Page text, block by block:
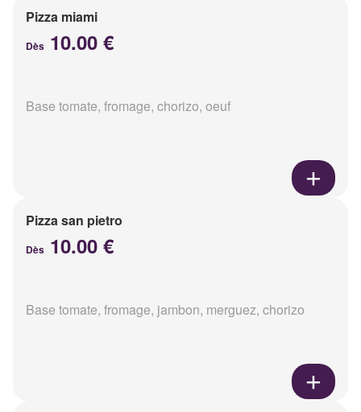
Pizza miami
Dès 10.00 €
Base tomate, fromage, chorizo, oeuf
Pizza san pietro
Dès 10.00 €
Base tomate, fromage, jambon, merguez, chorizo